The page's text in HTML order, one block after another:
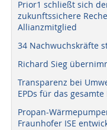
Prior1 schließt sich
zukunftssichere
Allianzmitglied
34 Nachwuchskräfte
Richard Sieg
Transparenz bei
EPDs für das
Propan-
Fraunhofer ISE